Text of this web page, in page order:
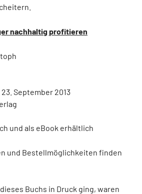
nachhaltig profitieren
September 2013
und als eBook erhältlich
und Bestellmöglichkeiten finden
Buchs in Druck ging, waren